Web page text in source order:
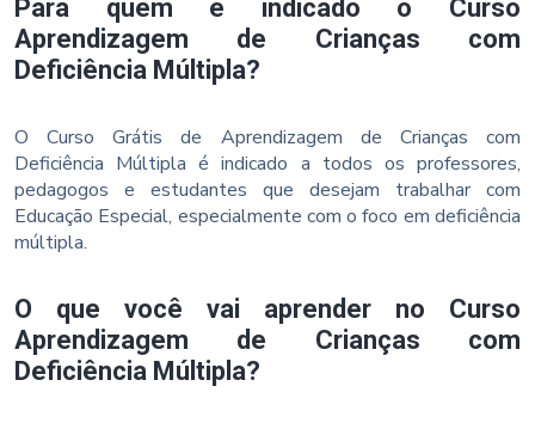
Para quem é indicado o Curso
Aprendizagem de Crianças com
Deficiência Múltipla?
O Curso Grátis de Aprendizagem de Crianças com
Deficiência Múltipla é indicado a todos os professores,
pedagogos e estudantes que desejam trabalhar com
Educação Especial, especialmente com o foco em deficiência
múltipla.
O que você vai aprender no Curso
Aprendizagem de Crianças com
Deficiência Múltipla?